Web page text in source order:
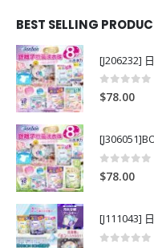
BEST SELLING
0out of
$78.00
0out of
$78.00